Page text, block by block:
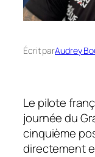
Écrit parAudrey
Le pilote
journée du
cinquième
directement